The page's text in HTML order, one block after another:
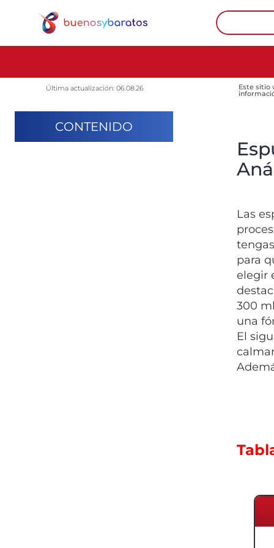
Última actualización: 06.08.26 Este sitio
CONTENIDO
Las
para
elegir
300
una
El